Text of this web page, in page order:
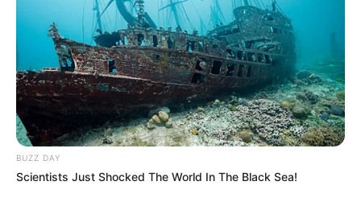
BUZZ DAY
Scientists Just Shocked The World In The Black Sea!